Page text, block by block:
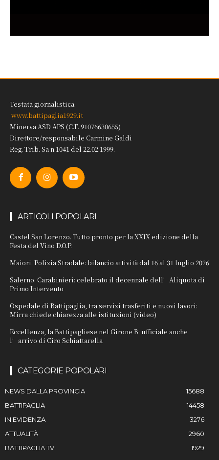
Testata giornalistica
www.battipaglia1929.it
Minerva ASD APS (C.F. 91076630655)
Direttore/responsabile Carmine Galdi
Reg. Trib. Sa n.1041 del 22.02.1999.
ARTICOLI POPOLARI
Castel San Lorenzo. Tutto pronto per la XXIX edizione della
Festa del Vino D.O.P.
Maiori. Polizia Stradale: bilancio attività dal 16 al 31 luglio 2026
Salerno. Carabinieri: celebrato il decennale dell’Aliquota di
Primo Intervento
Ospedale di Battipaglia, tra servizi trasferiti e nuovi lavori:
Mirra chiede chiarezza alle istituzioni (video)
Eccellenza, la Battipagliese nel Girone B: ufficiale anche
l’arrivo di Ciro Schiattarella
CATEGORIE POPOLARI
NEWS DALLA PROVINCIA
15688
BATTIPAGLIA
14458
IN EVIDENZA
3276
ATTUALITÀ
2960
BATTIPAGLIA TV
1929